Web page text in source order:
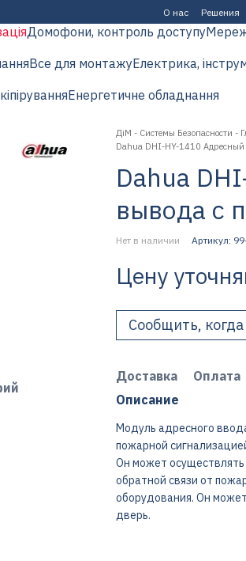
О нас Решения
Домофони, контроль доступу
Все для монтажуЕлектрика,
Енергетичне обладнання
ДіМ - Системы Безопасности -
Dahua DHI-HY-1410
Dahua
вывода с
Нет в наличии Артикул:
Цену
Сообщить,
Доставка Оплата
Описание
Модуль адресного
пожарной
Он может осуществлять
обратной связи от
оборудования. Он
дверь.